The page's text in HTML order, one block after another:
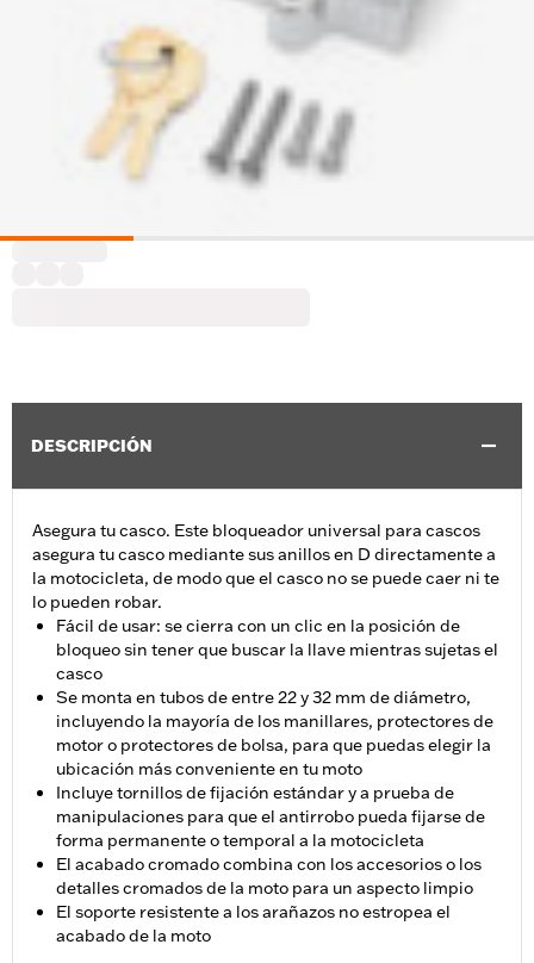
DESCRIPCIÓN
Asegura tu casco. Este bloqueador universal para cascos
asegura tu casco mediante sus anillos en D directamente a
la motocicleta, de modo que el casco no se puede caer ni te
lo pueden robar.
Fácil de usar: se cierra con un clic en la posición de
bloqueo sin tener que buscar la llave mientras sujetas el
casco
Se monta en tubos de entre 22 y 32 mm de diámetro,
incluyendo la mayoría de los manillares, protectores de
motor o protectores de bolsa, para que puedas elegir la
ubicación más conveniente en tu moto
Incluye tornillos de fijación estándar y a prueba de
manipulaciones para que el antirrobo pueda fijarse de
forma permanente o temporal a la motocicleta
El acabado cromado combina con los accesorios o los
detalles cromados de la moto para un aspecto limpio
El soporte resistente a los arañazos no estropea el
acabado de la moto